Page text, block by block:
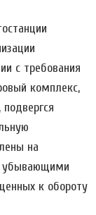
с требования
комплекс,
на
убывающими
к обороту